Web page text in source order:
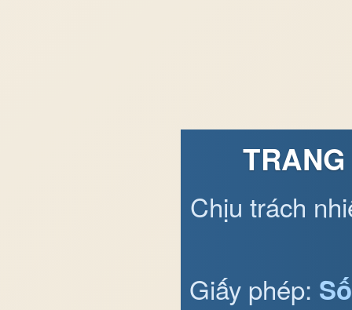
Chịu trách
Giấy phép: